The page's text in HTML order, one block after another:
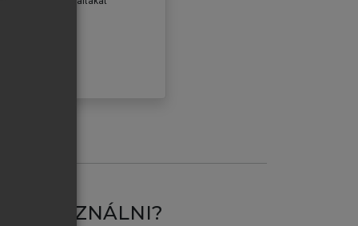
HASZNÁLNI?